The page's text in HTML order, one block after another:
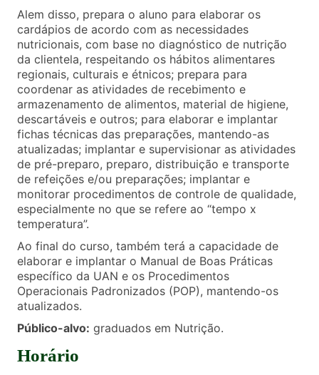
Alem disso, prepara o aluno para elaborar os
cardápios de acordo com as necessidades
nutricionais, com base no diagnóstico de nutrição
da clientela, respeitando os hábitos alimentares
regionais, culturais e étnicos; prepara para
coordenar as atividades de recebimento e
armazenamento de alimentos, material de higiene,
descartáveis e outros; para elaborar e implantar
fichas técnicas das preparações, mantendo-as
atualizadas; implantar e supervisionar as atividades
de pré-preparo, preparo, distribuição e transporte
de refeições e/ou preparações; implantar e
monitorar procedimentos de controle de qualidade,
especialmente no que se refere ao “tempo x
temperatura”.
Ao final do curso, também terá a capacidade de
elaborar e implantar o Manual de Boas Práticas
específico da UAN e os Procedimentos
Operacionais Padronizados (POP), mantendo-os
atualizados.
Público-alvo: graduados em Nutrição.
Horário